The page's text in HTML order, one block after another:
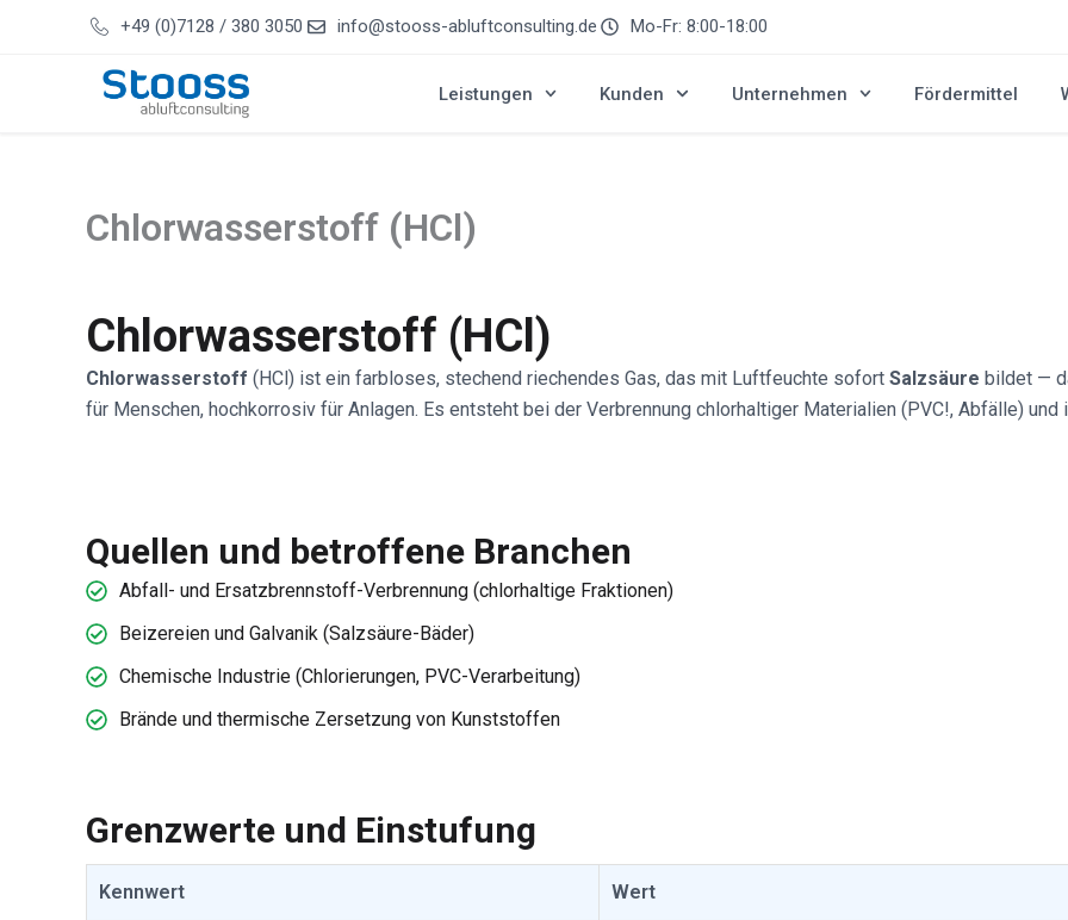
+49 (0)7128 / 380 3050 info@stooss-abluftconsulting.de Mo-Fr: 8:00-18:00
Leistungen Kunden Unternehmen Fördermittel
Chlorwasserstoff (HCl)
Chlorwasserstoff (HCl)
Chlorwasserstoff (HCl) ist ein farbloses, stechend riechendes Gas, das mit Luftfeuchte sofort Salzsäure bildet —
für Menschen, hochkorrosiv für Anlagen. Es entsteht bei der Verbrennung chlorhaltiger Materialien (PVC!, Abfälle)
Quellen und betroffene Branchen
Abfall- und Ersatzbrennstoff-Verbrennung (chlorhaltige Fraktionen)
Beizereien und Galvanik (Salzsäure-Bäder)
Chemische Industrie (Chlorierungen, PVC-Verarbeitung)
Brände und thermische Zersetzung von Kunststoffen
Grenzwerte und Einstufung
Kennwert Wert